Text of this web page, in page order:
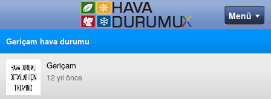
Geriçam hava durumu
Geriçam
12 yıl önce